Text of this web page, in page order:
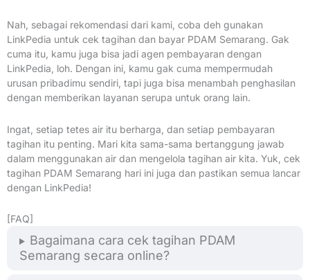
Nah, sebagai rekomendasi dari kami, coba deh gunakan
LinkPedia untuk cek tagihan dan bayar PDAM Semarang. Gak
cuma itu, kamu juga bisa jadi agen pembayaran dengan
LinkPedia, loh. Dengan ini, kamu gak cuma mempermudah
urusan pribadimu sendiri, tapi juga bisa menambah penghasilan
dengan memberikan layanan serupa untuk orang lain.
Ingat, setiap tetes air itu berharga, dan setiap pembayaran
tagihan itu penting. Mari kita sama-sama bertanggung jawab
dalam menggunakan air dan mengelola tagihan air kita. Yuk, cek
tagihan PDAM Semarang hari ini juga dan pastikan semua lancar
dengan LinkPedia!
[FAQ]
Bagaimana cara cek tagihan PDAM
Semarang secara online?